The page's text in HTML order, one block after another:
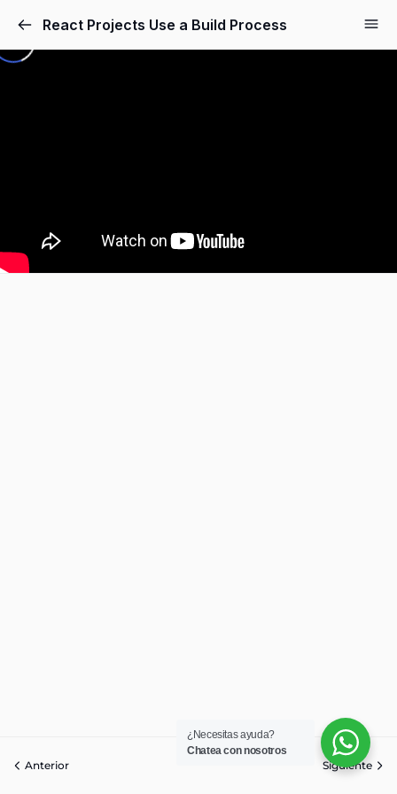
React Projects Use a Build Process
Anterior Siguiente
¿Necesitas ayuda?
Chatea con nosotros